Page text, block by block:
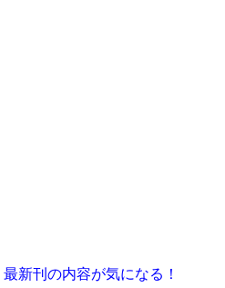
新刊の内容が気になる！